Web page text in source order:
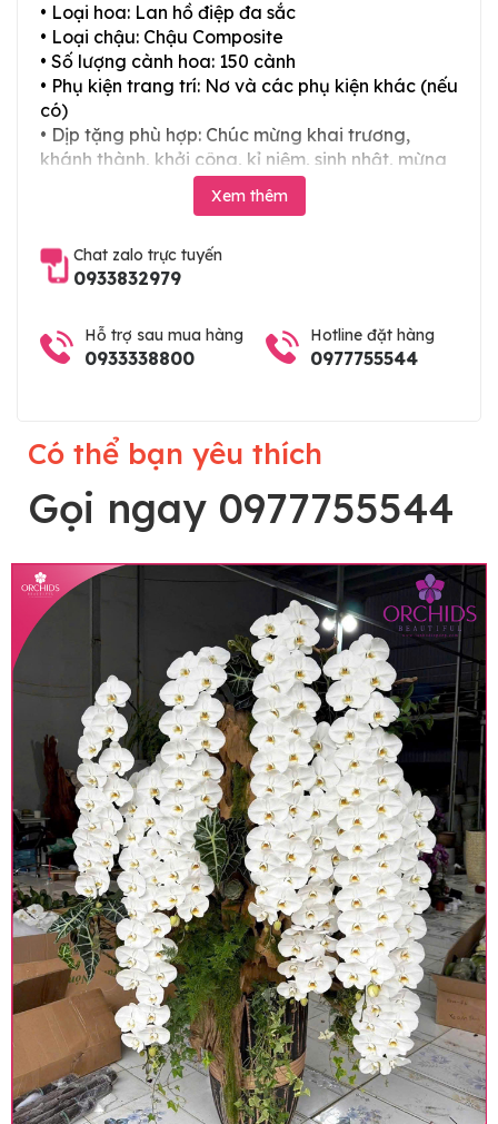
• Loại hoa: Lan hồ điệp đa sắc
• Loại chậu: Chậu Composite
• Số lượng cành hoa: 150 cành
• Phụ kiện trang trí: Nơ và các phụ kiện khác (nếu
có)
• Dịp tặng phù hợp: Chúc mừng khai trương,
khánh thành, khởi công, kỉ niệm, sinh nhật, mừng
thọ, mừng cưới, tân gia và các ngày lễ tết trong
năm. Hoặc làm chậu hoa lan chia buồn, hoa lan
Lưu ý trước khi đặt hàng
• Về cây hoa: Một chậu hoa lan hồ điệp đẹp và
hoàn chỉnh sẽ được phối ghép từ nhiều cây hoa
và tạo dáng hoàn toàn thủ công nên có thể sẽ
khác nhau đôi chút giữa sản phẩm thực tế và
trên hình. Cây hoa lan còn phụ thuộc theo mùa
và điều kiện khách quan, tùy vào thời điểm hoa
nở nhiều, nở ít khi shop có sẵn nên sẽ thay đổi về
độ dầy hoa, thưa hoa và cách trang trí.
• Về kiểu dáng & phụ kiện: Beautiful Orchids cam
kết sản phẩm được thực hiện dựa trên mẫu đã
Xem thêm
Chat zalo trực tuyến
0933832979
Hỗ trợ sau mua hàng
0933338800
Hotline đặt hàng
0977755544
Có thể bạn yêu thích
Gọi ngay 0977755544